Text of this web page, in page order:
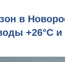
в
+26°C